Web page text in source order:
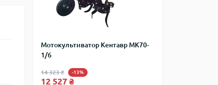
Мотокультиватор Кентавр МK70-
1/6
14 323 ₴ -13%
12 527 ₴